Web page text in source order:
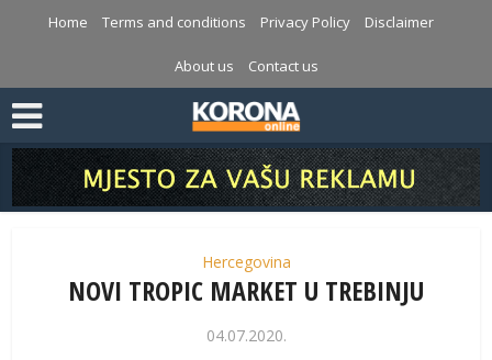
Home Terms and conditions Privacy Policy Disclaimer
About us Contact us
Hercegovina
NOVI TROPIC MARKET U TREBINJU
04.07.2020.